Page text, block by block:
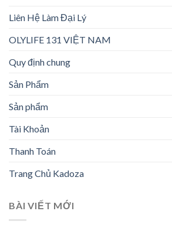
Liên Hệ Làm Đại Lý
OLYLIFE 131 VIỆT NAM
Quy định chung
Sản Phẩm
Sản phẩm
Tài Khoản
Thanh Toán
Trang Chủ Kadoza
BÀI VIẾT MỚI